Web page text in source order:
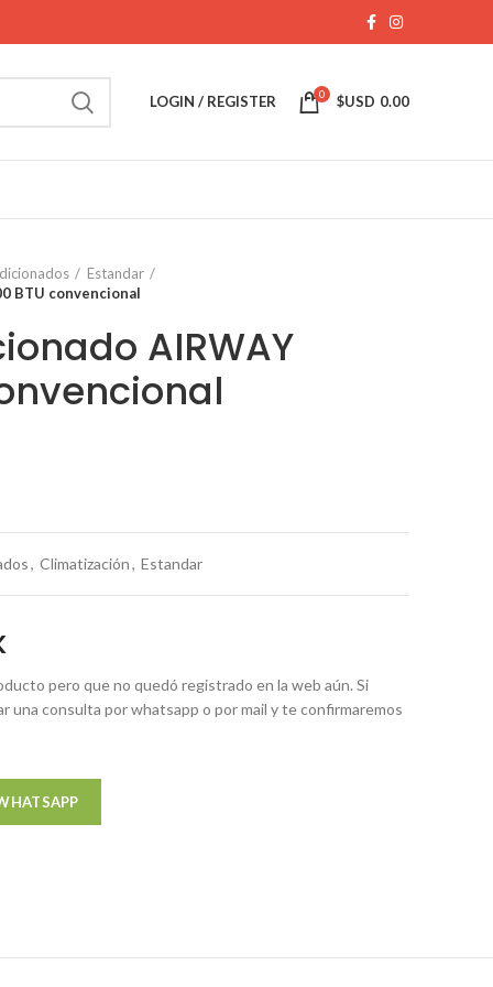
LOGIN / REGISTER 0 $USD 0.00
Estandar
BTU convencional
AIRWAY
, Climatización, Estandar
pero que no quedó registrado en la web aún. Si
una consulta por whatsapp o por mail y te confirmaremos